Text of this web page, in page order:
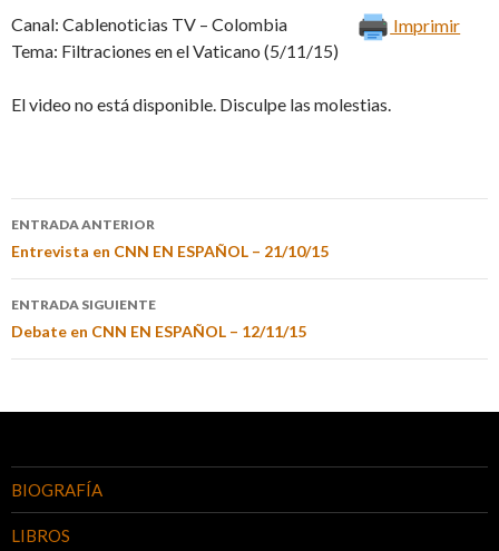
Imprimir
Canal: Cablenoticias TV – Colombia
Tema: Filtraciones en el Vaticano (5/11/15)
El video no está disponible. Disculpe las molestias.
ENTRADA ANTERIOR
Entrevista en CNN EN ESPAÑOL – 21/10/15
ENTRADA SIGUIENTE
Debate en CNN EN ESPAÑOL – 12/11/15
BIOGRAFÍA
LIBROS